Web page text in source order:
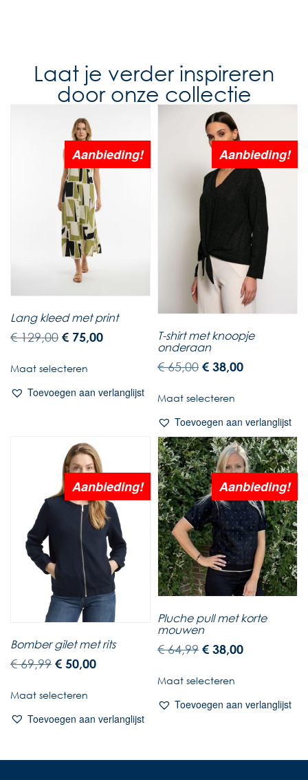
Laat je verder inspireren
door onze collectie
Aanbieding!
Lang kleed met print
€129,00 € 75,00
Maat selecteren
Toevoegen aan verlanglijst
Aanbieding!
T-shirt met knoopje
onderaan
€65,00 € 38,00
Maat selecteren
Toevoegen aan verlanglijst
Aanbieding!
Bomber gilet met rits
€69,99 € 50,00
Maat selecteren
Toevoegen aan verlanglijst
Aanbieding!
Pluche pull met korte
mouwen
€64,99 € 38,00
Maat selecteren
Toevoegen aan verlanglijst